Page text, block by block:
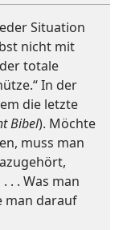
Situation
nicht mit
totale
In der
die letzte
Bibel). Möchte
muss man
. . Was man
man darauf